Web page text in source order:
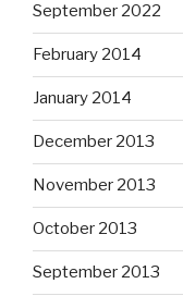
September 2022
February 2014
January 2014
December 2013
November 2013
October 2013
September 2013